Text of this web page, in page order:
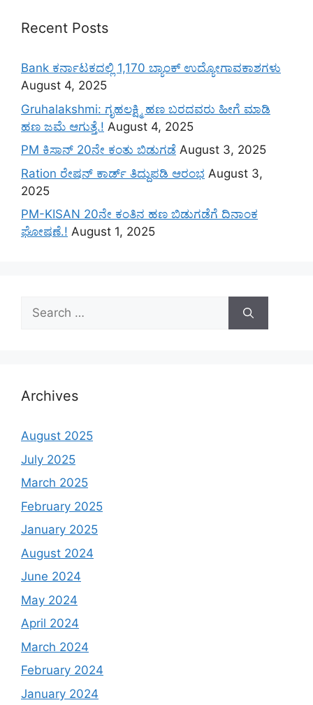
Recent Posts
Bank ಕರ್ನಾಟಕದಲ್ಲಿ 1,170 ಬ್ಯಾಂಕ್ ಉದ್ಯೋಗಾವಕಾಶಗಳು
August 4, 2025
Gruhalakshmi: ಗೃಹಲಕ್ಷ್ಮಿ ಹಣ ಬರದವರು ಹೀಗೆ ಮಾಡಿ
ಹಣ ಜಮೆ‌ ಆಗುತ್ತೆ.! August 4, 2025
PM ಕಿಸಾನ್ 20ನೇ ಕಂತು ಬಿಡುಗಡೆ August 3, 2025
Ration ರೇಷನ್ ಕಾರ್ಡ್ ತಿದ್ದುಪಡಿ ಆರಂಭ August 3,
2025
PM-KISAN 20ನೇ ಕಂತಿನ ಹಣ ಬಿಡುಗಡೆಗೆ ದಿನಾಂಕ
ಘೋಷಣೆ.! August 1, 2025
Search
for:
Archives
August 2025
July 2025
March 2025
February 2025
January 2025
August 2024
June 2024
May 2024
April 2024
March 2024
February 2024
January 2024